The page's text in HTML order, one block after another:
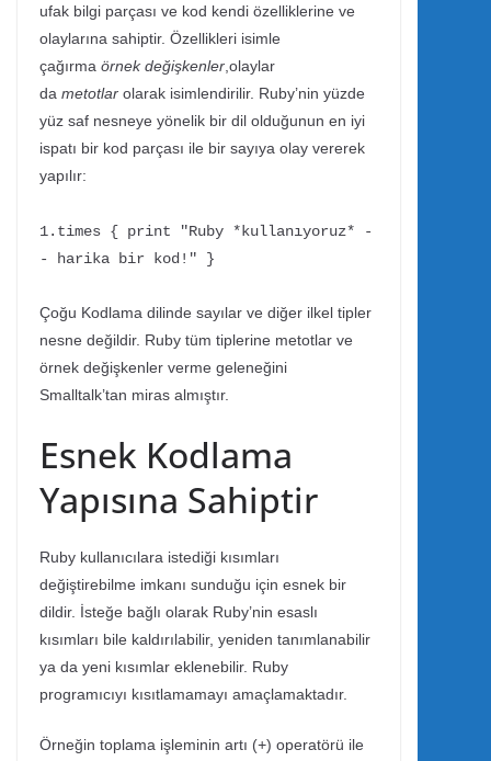
ufak bilgi parçası ve kod kendi özelliklerine ve
olaylarına sahiptir. Özellikleri isimle
çağırma örnek değişkenler ,olaylar
da metotlar olarak isimlendirilir. Ruby’nin yüzde
yüz saf nesneye yönelik bir dil olduğunun en iyi
ispatı bir kod parçası ile bir sayıya olay vererek
yapılır:
1.times { print "Ruby *kullanıyoruz* -
- harika bir kod!" }
Çoğu Kodlama dilinde sayılar ve diğer ilkel tipler
nesne değildir. Ruby tüm tiplerine metotlar ve
örnek değişkenler verme geleneğini
Smalltalk’tan miras almıştır.
Esnek Kodlama
Yapısına Sahiptir
Ruby kullanıcılara istediği kısımları
değiştirebilme imkanı sunduğu için esnek bir
dildir. İsteğe bağlı olarak Ruby’nin esaslı
kısımları bile kaldırılabilir, yeniden tanımlanabilir
ya da yeni kısımlar eklenebilir. Ruby
programıcıyı kısıtlamamayı amaçlamaktadır.
Örneğin toplama işleminin artı (+) operatörü ile